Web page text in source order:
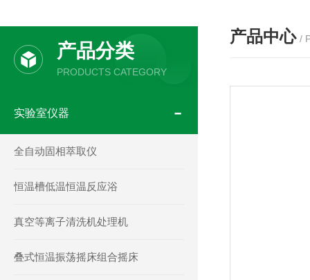
产品中心 /
产品分类
PRODUCTS CATEGORY
实验室仪器
全自动固相萃取仪
恒温槽低温恒温反应浴
真空等离子清洗机处理机
叠式恒温振荡摇床组合摇床